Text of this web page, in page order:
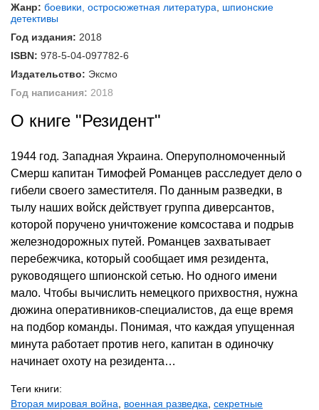
Жанр: боевики, остросюжетная литература
шпионские
детективы
Год издания: 2018
ISBN: 978-5-04-097782-6
Издательство: Эксмо
Год написания: 2018
О книге "Резидент"
1944 год. Западная Украина. Оперуполномоченный
Смерш капитан Тимофей Романцев расследует дело о
гибели своего заместителя. По данным разведки, в
тылу наших войск действует группа диверсантов,
которой поручено уничтожение комсостава и подрыв
железнодорожных путей. Романцев захватывает
перебежчика, который сообщает имя резидента,
руководящего шпионской сетью. Но одного имени
мало. Чтобы вычислить немецкого прихвостня, нужна
дюжина оперативников-специалистов, да еще время
на подбор команды. Понимая, что каждая упущенная
минута работает против него, капитан в одиночку
начинает охоту на резидента…
Теги книги:
Вторая мировая война
военная разведка секретные